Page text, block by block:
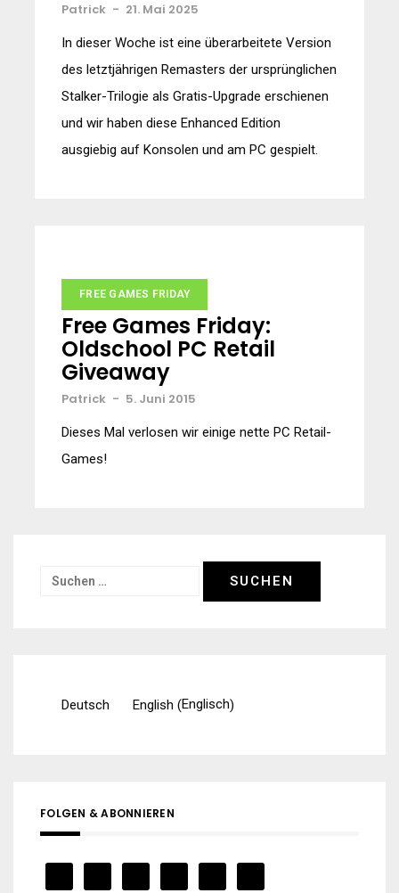
Patrick - 21. Mai 2025
In dieser Woche ist eine überarbeitete Version
des letztjährigen Remasters der ursprünglichen
Stalker-Trilogie als Gratis-Upgrade erschienen
und wir haben diese Enhanced Edition
ausgiebig auf Konsolen und am PC gespielt.
FREE GAMES FRIDAY
Free Games Friday:
Oldschool PC Retail
Giveaway
Patrick - 5. Juni 2015
Dieses Mal verlosen wir einige nette PC Retail-
Games!
Suchen
Deutsch English (Englisch)
FOLGEN & ABONNIEREN